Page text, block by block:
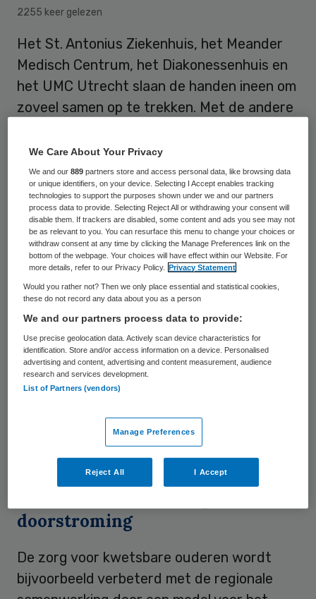
2255 keer gelezen
Het St. Antonius Ziekenhuis, het Meander
Medisch Centrum, het Diakonessenhuis en
het UMC Utrecht slaan de handen ineen om
zoveel samen op te trekken. Met de andere
afspraken die zijn gemaakt in het Integraal
Zorgakkoord uitvoeren.
Dat hebben de vier raden van bestuur
afgesproken in de regio-aanpak
ziekenhuizen. In die regio-aanpak staan vijf
ambities voor de regio Utrecht: acute zorg
voorkomen en een betere doorstroming, de
zorg voor kwetsbare ouderen verbeteren,
concentratie van complexe zorg, behouden
en opleiden van zorgprofessionals en
zorgen voor een digitale infrastructuur.
zorgen dat alle inwoners van de regio
passende zorg kunnen krijgen.
doorstroming
De zorg voor kwetsbare ouderen wordt
bijvoorbeeld verbeterd met de regionale
We Care About Your Privacy
We and our889 partners store and access personal data, like browsing data
or unique identifiers, on your device. Selecting I Accept enables tracking
technologies to support the purposes shown under we and our partners
process data to provide. Selecting Reject All or withdrawing your consent will
disable them. If trackers are disabled, some content and ads you see may not
be as relevant to you. You can resurface this menu to change your choices or
withdraw consent at any time by clicking the Manage Preferences link on the
bottom of the webpage. Your choices will have effect within our Website. For
more details, refer to our Privacy Policy.
Privacy Statement
Would you rather not? Then we only place essential and statistical cookies,
these do not record any data about you as a person
We and our partners process data to provide:
Use precise geolocation data. Actively scan device characteristics for
identification. Store and/or access information on a device. Personalised
advertising and content, advertising and content measurement, audience
research and services development.
List of Partners (vendors)
Manage Preferences
Reject All I Accept